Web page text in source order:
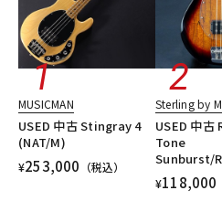
MUSICMAN
USED 中古 Stingray 4
(NAT/M)
¥253,000 （税込）
Sterling by
USED 中古
Tone
Sunburst/
¥118,000